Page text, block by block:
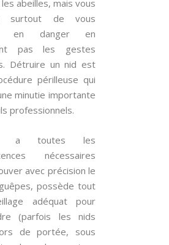
abeilles, mais vous
surtout de vous
en danger en
pas les gestes
Détruire un nid est
périlleuse qui
minutie importante
professionnels.
ci a toutes les
nécessaires
avec précision le
possède tout
adéquat pour
(parfois les nids
de portée, sous